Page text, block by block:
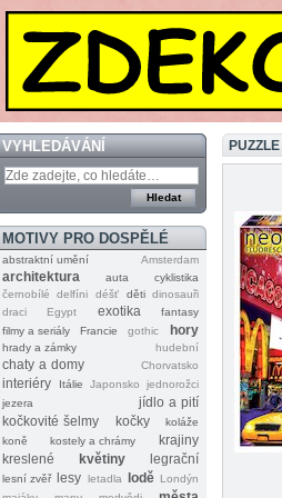
VYHLEDÁVÁNÍ
MOTIVY PRO DOSPĚLÉ
abstraktní umění Amsterdam
architektura auta
cyklistika
černobílé
delfíni déšť děti dinosauři
draci
Egypt exotika
fantasy
filmy a seriály
Francie gothic hory
hrady a zámky hudební
chaty a domy Chorvatsko
interiéry Itálie Japonsko
jednorožci
jezera
jídlo a pití
kočkovité šelmy
kočky
koláže
koně
kostely a chrámy
krajiny
kreslené
květiny legrační
lesní zvěř lesy letadla lodě Londýn